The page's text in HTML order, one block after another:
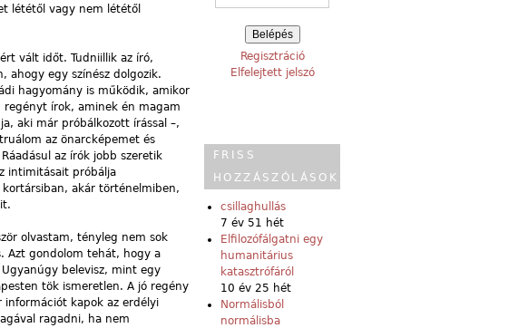
lététől vagy nem lététől
vált időt. Tudniillik az író,
ahogy egy színész dolgozik.
hagyomány is működik, amikor
regényt írok, aminek én magam
aki már próbálkozott írással –,
az önarcképemet és
az írók jobb szeretik
intimitásait próbálja
akár történelmiben,
olvastam, tényleg nem sok
Azt gondolom tehát, hogy a
belevisz, mint egy
tök ismeretlen. A jó regény
információt kapok az erdélyi
ragadni, ha nem
Regisztráció
Elfelejtett jelszó
FRISS
HOZZÁSZÓLÁSOK
csillaghullás
7 év 51 hét
Elfilozófálgatni egy
humanitárius
katasztrófáról
10 év 25 hét
Normálisból
normálisba